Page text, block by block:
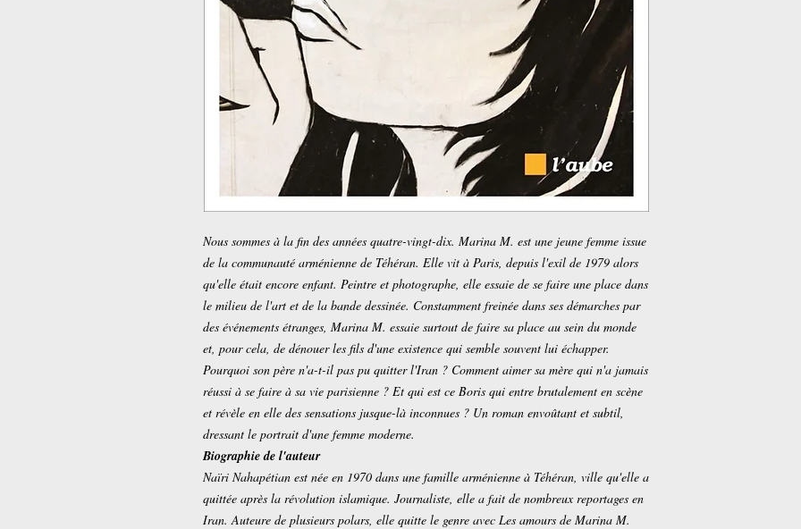
Nous sommes à la fin des années quatre-vingt-dix. Marina M. est une jeune femme issue
de la communauté arménienne de Téhéran. Elle vit à Paris, depuis l'exil de 1979 alors
qu'elle était encore enfant. Peintre et photographe, elle essaie de se faire une place dans
le milieu de l'art et de la bande dessinée. Constamment freinée dans ses démarches par
des événements étranges, Marina M. essaie surtout de faire sa place au sein du monde
et, pour cela, de dénouer les fils d'une existence qui semble souvent lui échapper.
Pourquoi son père n'a-t-il pas pu quitter l'Iran ? Comment aimer sa mère qui n'a jamais
réussi à se faire à sa vie parisienne ? Et qui est ce Boris qui entre brutalement en scène
et révèle en elle des sensations jusque-là inconnues ? Un roman envoûtant et subtil,
dressant le portrait d'une femme moderne.
Biographie de l'auteur
Naïri Nahapétian est née en 1970 dans une famille arménienne à Téhéran, ville qu'elle a
quittée après la révolution islamique. Journaliste, elle a fait de nombreux reportages en
Iran. Auteure de plusieurs polars, elle quitte le genre avec Les amours de Marina M.